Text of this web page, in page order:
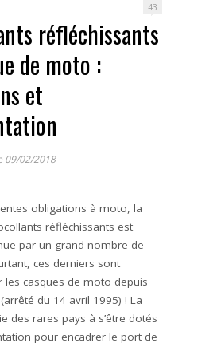
43
réfléchissants
de moto :
et
09/02/2018
obligations à moto, la
réfléchissants est
par un grand nombre de
ces derniers sont
les casques de moto depuis
du 14 avril 1995) ! La
des rares pays à s’être dotés
pour encadrer le port de